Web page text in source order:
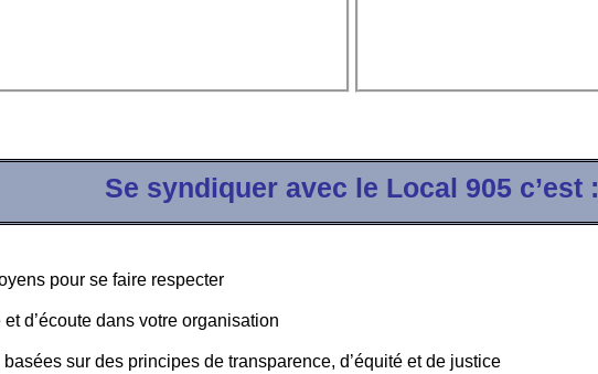
Se syndiquer avec le Local 905 c’est :
pour se faire respecter
d’écoute dans votre organisation
sur des principes de transparence, d’équité et de justice